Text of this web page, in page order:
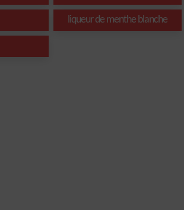
liqueur de menthe blanche